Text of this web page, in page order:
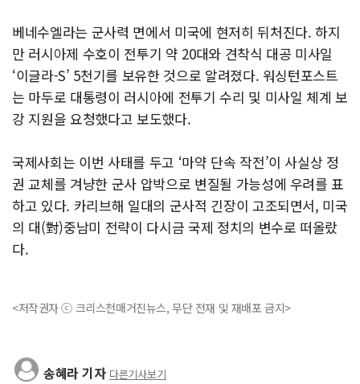
베네수엘라는 군사력 면에서 미국에 현저히 뒤처진다. 하지
만 러시아제 수호이 전투기 약 20대와 견착식 대공 미사일
‘이글라-S’ 5천기를 보유한 것으로 알려졌다. 워싱턴포스트
는 마두로 대통령이 러시아에 전투기 수리 및 미사일 체계 보
강 지원을 요청했다고 보도했다.
국제사회는 이번 사태를 두고 ‘마약 단속 작전’이 사실상 정
권 교체를 겨냥한 군사 압박으로 변질될 가능성에 우려를 표
하고 있다. 카리브해 일대의 군사적 긴장이 고조되면서, 미국
의 대(對)중남미 전략이 다시금 국제 정치의 변수로 떠올랐
다.
<저작권자 ⓒ 크리스천매거진뉴스, 무단 전재 및 재배포 금지>
송혜라 기자 다른기사보기